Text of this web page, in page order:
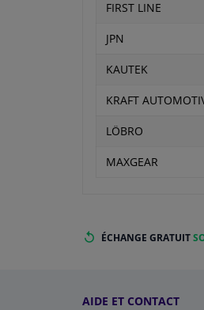
FIRST LINE
JPN
KAUTEK
KRAFT
LÖBRO
MAXGEAR
ÉCHANGE GRATUIT
AIDE ET CONTACT